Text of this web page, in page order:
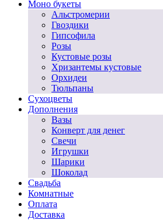
Моно букеты
Альстромерии
Гвоздики
Гипсофила
Розы
Кустовые розы
Хризантемы кустовые
Орхидеи
Тюльпаны
Сухоцветы
Дополнения
Вазы
Конверт для денег
Свечи
Игрушки
Шарики
Шоколад
Свадьба
Комнатные
Оплата
Доставка